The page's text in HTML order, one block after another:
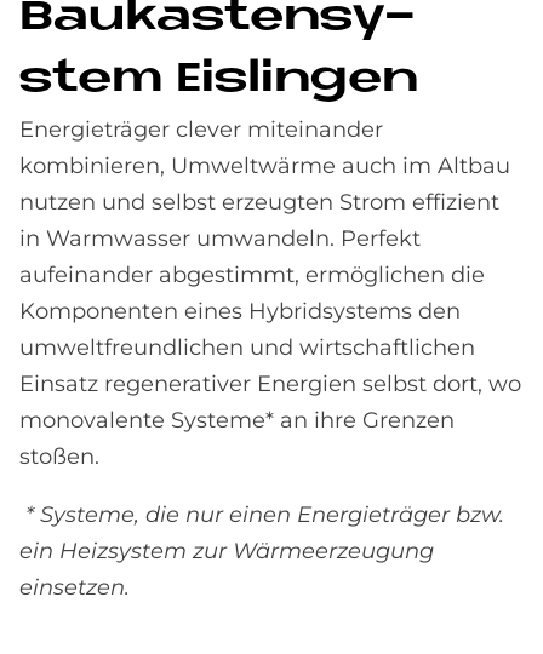
Bau­ka­sten­sy­
stem Eis­lin­gen
Energieträger clever miteinander
kombinieren, Umweltwärme auch im Altbau
nutzen und selbst erzeugten Strom effizient
in Warmwasser umwandeln. Perfekt
aufeinander abgestimmt, ermöglichen die
Komponenten eines Hybridsystems den
umweltfreundlichen und wirtschaftlichen
Einsatz regenerativer Energien selbst dort, wo
monovalente Systeme* an ihre Grenzen
stoßen.
* Systeme, die nur einen Energieträger bzw.
ein Heizsystem zur Wärmeerzeugung
einsetzen.